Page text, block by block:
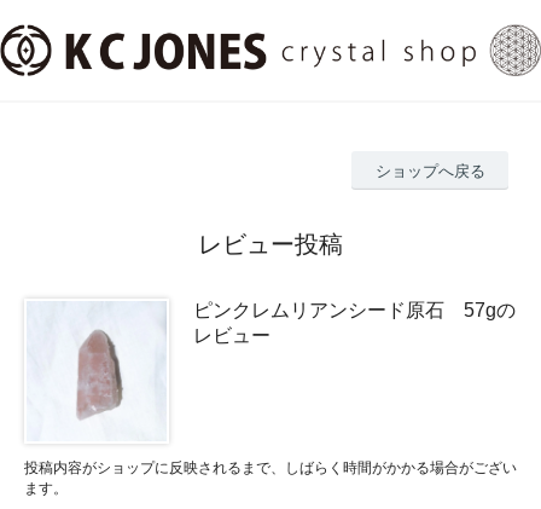
ショップへ戻る
レビュー投稿
ピンクレムリアンシード原石 57gの
レビュー
投稿内容がショップに反映されるまで、しばらく時間がかかる場合がござい
ます。